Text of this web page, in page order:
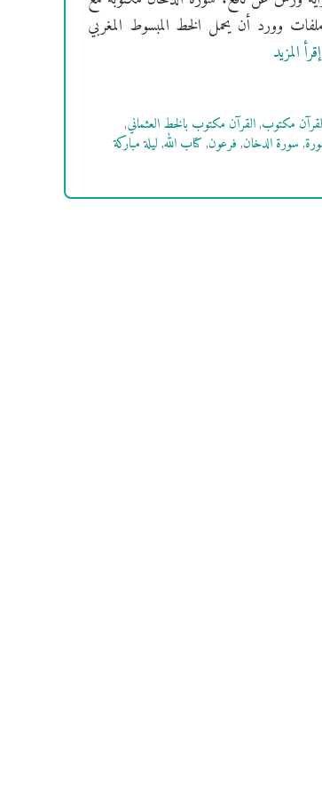
وورد أن يحمل الخط المبسوط المغربي
إقرأ المزيد
مكتوب,القرآن مكتوب بالخط العثماني,
,سورة الدخان,فرعون,كتاب الله,ليلة مباركة